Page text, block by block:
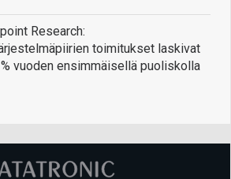
Research:
toimitukset laskivat
vuoden ensimmäisellä puoliskolla